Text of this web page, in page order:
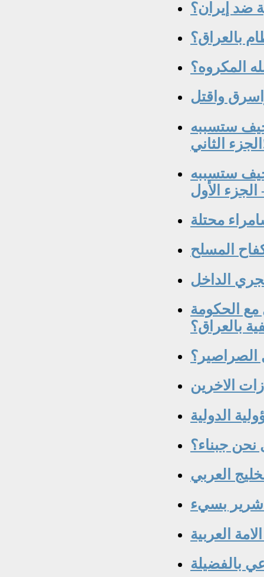
ستسببه
الثاني
ستسببه
الجزء الأول
الداخل
مع الحكومة
الدولية
العربي